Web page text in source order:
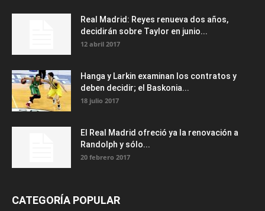
Real Madrid: Reyes renueva dos años,
decidirán sobre Taylor en junio...
12 abril 2017
Hanga y Larkin examinan los contratos y
deben decidir; el Baskonia...
18 julio 2017
El Real Madrid ofreció ya la renovación a
Randolph y sólo...
20 febrero 2017
CATEGORÍA POPULAR